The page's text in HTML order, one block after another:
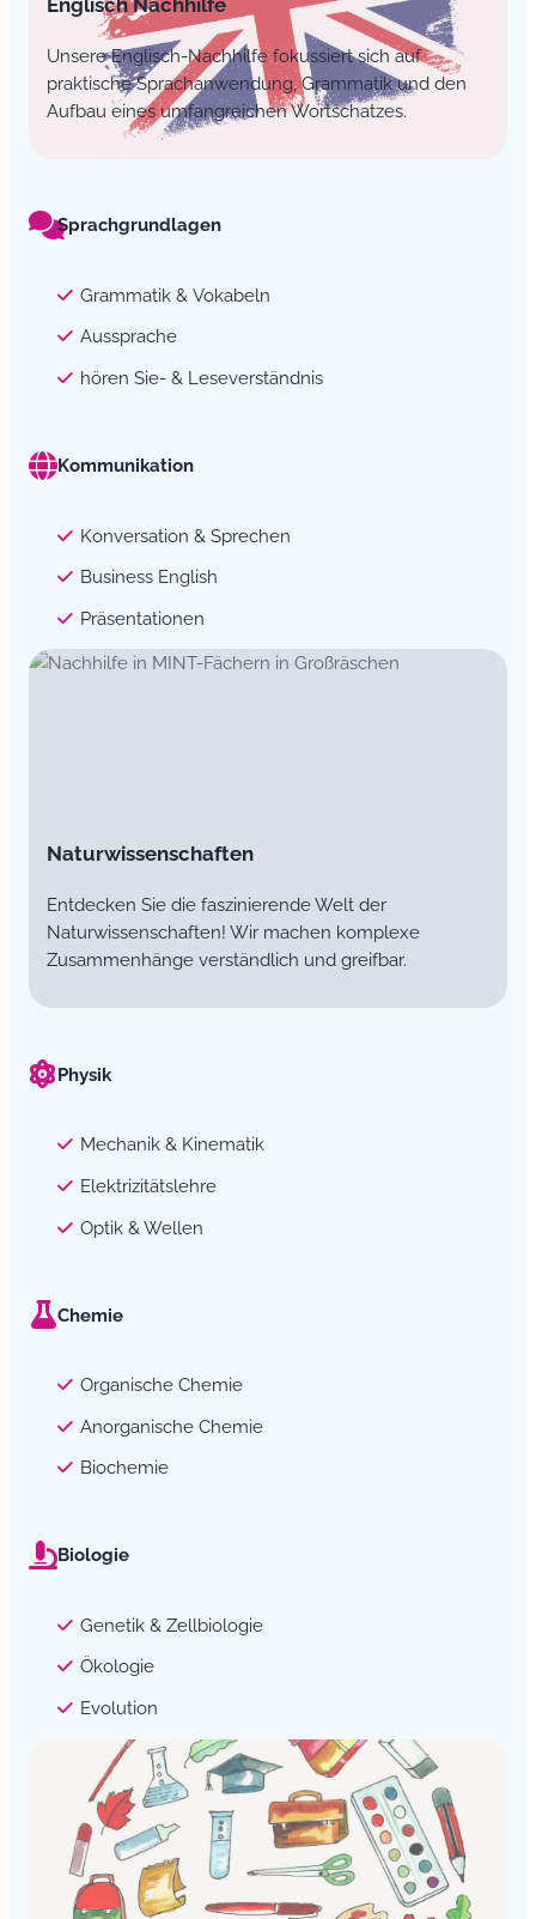
Unsere Englisch-Nachhilfe fokussiert sich auf
praktische Sprachanwendung, Grammatik und den
Aufbau eines umfangreichen Wortschatzes.
Sprachgrundlagen
Grammatik & Vokabeln
Aussprache
hören Sie- & Leseverständnis
Kommunikation
Konversation & Sprechen
Business English
Präsentationen
Naturwissenschaften
Entdecken Sie die faszinierende Welt der
Naturwissenschaften! Wir machen komplexe
Zusammenhänge verständlich und greifbar.
Physik
Mechanik & Kinematik
Elektrizitätslehre
Optik & Wellen
Chemie
Organische Chemie
Anorganische Chemie
Biochemie
Biologie
Genetik & Zellbiologie
Ökologie
Evolution